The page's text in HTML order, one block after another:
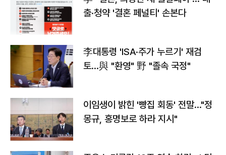
출·청약 '결혼 페널티' 손본다
李대통령 'ISA·주가 누르기' 재검
토…與 "환영" 野 "졸속 국정"
이임생이 밝힌 '빵집 회동' 전말…"정
몽규, 홍명보로 하라 지시"